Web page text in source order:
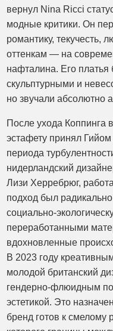
вернул Nina Ricci
модные критики. Он
романтику, текучесть,
оттенкам — на
нафталина. Его
скульптурными и
но звучали абсолютно
После ухода Коппинга
эстафету принял
периода
нидерландский
Лизи Херребрюг,
подход был
социально-
переработанными
вдохновленные
В 2023 году
молодой британский
гендерно-флюидным
эстетикой. Это
бренд готов к смелому